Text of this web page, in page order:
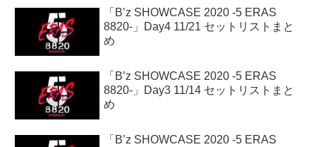
「B’z SHOWCASE 2020 -5 ERAS
8820-」Day4 11/21 セットリストまと
め
「B’z SHOWCASE 2020 -5 ERAS
8820-」Day3 11/14 セットリストまと
め
「B’z SHOWCASE 2020 -5 ERAS